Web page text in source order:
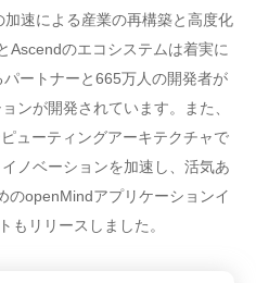
速による産業の再構築と高度化
Ascendのエコシステムは着実に
ートナーと665万人の開発者が
ンが開発されています。また、
ューティングアーキテクチャで
ノベーションを加速し、活気あ
のopenMindアプリケーションイ
もリリースしました。